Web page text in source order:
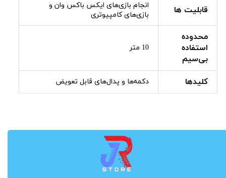
قابلیت ها
انجام بازی‌های ایکس باکس وان و
بازی‌های کامپیوتری
محدوده
استفاده
بی‌سیم
10 متر
کلیدها دکمه‌ها و پدال‌های قابل تعویض